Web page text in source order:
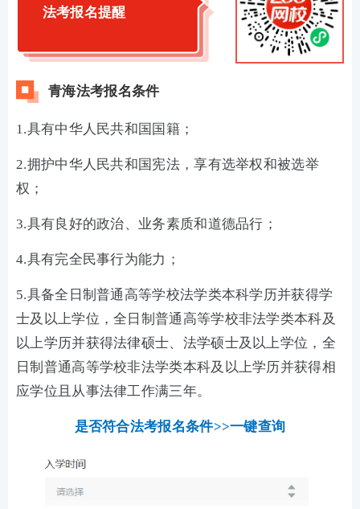
法考报名提醒
青海法考报名条件
1.具有中华人民共和国国籍；
2.拥护中华人民共和国宪法，享有选举权和被选举
权；
3.具有良好的政治、业务素质和道德品行；
4.具有完全民事行为能力；
5.具备全日制普通高等学校法学类本科学历并获得学
士及以上学位，全日制普通高等学校非法学类本科及
以上学历并获得法律硕士、法学硕士及以上学位，全
日制普通高等学校非法学类本科及以上学历并获得相
应学位且从事法律工作满三年。
是否符合法考报名条件>>一键查询